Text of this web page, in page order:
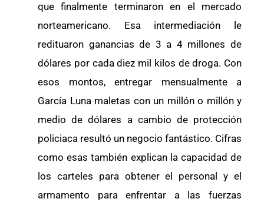
que finalmente terminaron en el mercado
norteamericano. Esa intermediación le
redituaron ganancias de 3 a 4 millones de
dólares por cada diez mil kilos de droga. Con
esos montos, entregar mensualmente a
García Luna maletas con un millón o millón y
medio de dólares a cambio de protección
policiaca resultó un negocio fantástico. Cifras
como esas también explican la capacidad de
los carteles para obtener el personal y el
armamento para enfrentar a las fuerzas